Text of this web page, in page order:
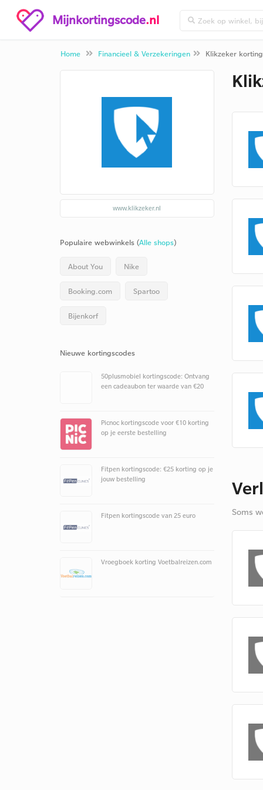
Mijnkortingscode.nl
Home Financieel & Verzekeringen Klikzeker
Soms
www.klikzeker.nl
Populaire webwinkels (Alle shops)
About You Nike
Booking.com Spartoo
Bijenkorf
Nieuwe kortingscodes
50plusmobiel kortingscode: Ontvang
een cadeaubon ter waarde van €20
Picnoc kortingscode voor €10 korting
op je eerste bestelling
Fitpen kortingscode: €25 korting op je
jouw bestelling
Fitpen kortingscode van 25 euro
Vroegboek korting Voetbalreizen.com